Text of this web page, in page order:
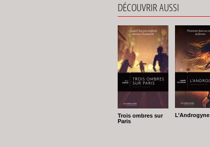
DÉCOUVRIR AUSSI
Trois ombres sur
Paris
L’Androgyne